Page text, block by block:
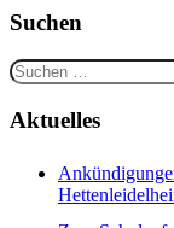
Suchen
Suchen
nach:
Aktuelles